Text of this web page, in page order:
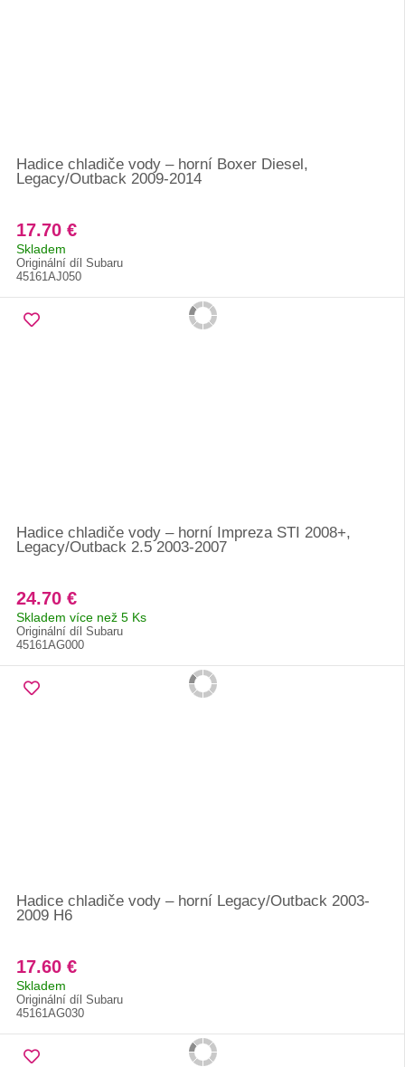
Hadice chladiče vody – horní Boxer Diesel,
Legacy/Outback 2009-2014
17.70 €
Skladem
Originální díl Subaru
45161AJ050
Hadice chladiče vody – horní Impreza STI 2008+,
Legacy/Outback 2.5 2003-2007
24.70 €
Skladem více než 5 Ks
Originální díl Subaru
45161AG000
Hadice chladiče vody – horní Legacy/Outback 2003-
2009 H6
17.60 €
Skladem
Originální díl Subaru
45161AG030